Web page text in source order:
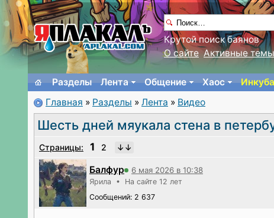
Крутой поиск баянов
О сайте Активные темы
Разделы Лента Общение Хаос
Главная » Разделы » Лента » Видео
Шесть дней мяукала стена в
Страницы: 1 2
Балфур 6 мая 2026 в 10:38
Ярила • На сайте 12 лет
Сообщений: 2 637